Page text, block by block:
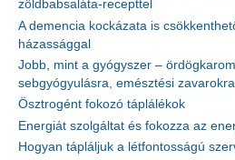
zöldbabsaláta-recepttel
A demencia kockázata is
házassággal
Jobb, mint a gyógyszer –
sebgyógyulásra, emésztési zavarokra
Ösztrogént fokozó táplálékok
Energiát szolgáltat és fokozza az
Hogyan tápláljuk a létfontosságú